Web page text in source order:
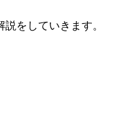
をしていきます。